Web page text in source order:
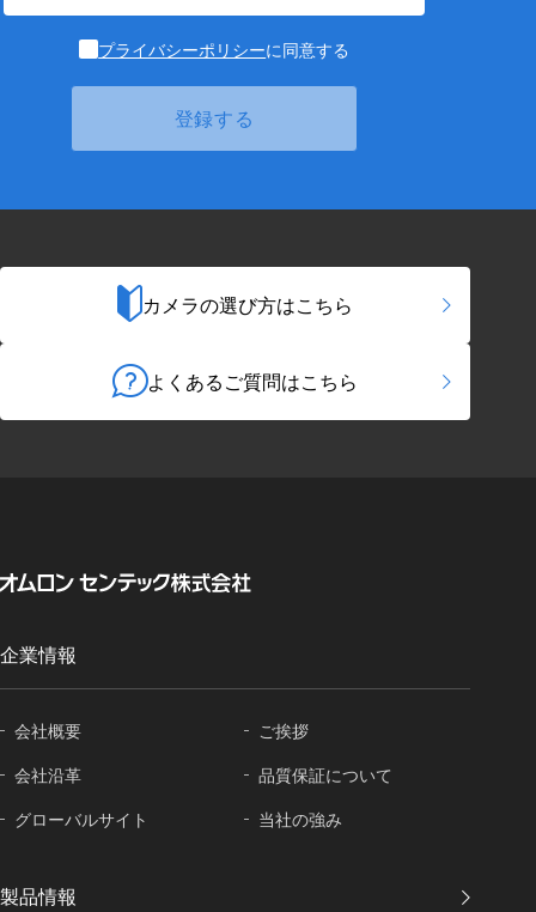
プライバシーポリシーに同意する
カメラの選び方はこちら
よくあるご質問はこちら
企業情報
会社概要
ご挨拶
会社沿革
品質保証について
グローバルサイト 当社の強み
製品情報